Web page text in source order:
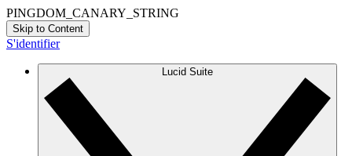
PINGDOM_CANARY_STRING
Skip to Content
S'identifier
Lucid Suite